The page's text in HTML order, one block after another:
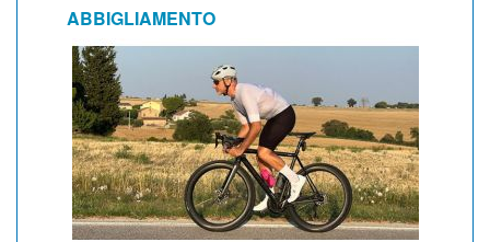
ABBIGLIAMENTO